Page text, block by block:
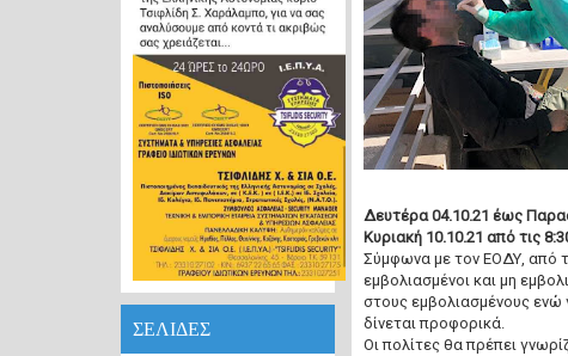
Δευτέρα 04.10.21 έως
Κυριακή 10.10.21 από τις
Σύμφωνα με τον ΕΟΔΥ, από
εμβολιασμένοι και μη
στους εμβολιασμένους ενώ
δίνεται προφορικά.
Οι πολίτες θα πρέπει
ΣΕΛΙΔΕΣ